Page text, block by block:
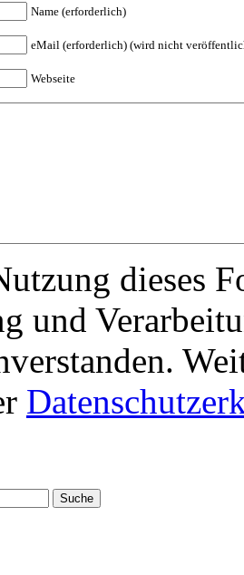
Name (erforderlich)
eMail (erforderlich) (wird nicht
Webseite
dieses
und